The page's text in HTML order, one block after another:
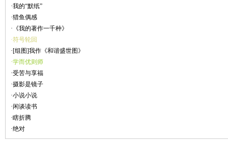
·我的“默纸”
·猎鱼偶感
·《我的著作一千种》
·符号轮回
·[组图]我作《和谐盛世图》
·学而优则师
·受苦与享福
·摄影是镜子
·小说小说
·闲谈读书
·瞎折腾
·绝对